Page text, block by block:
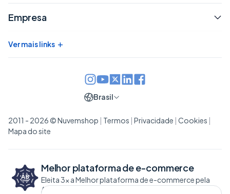
Empresa
Ver mais links +
2011 - 2026 © Nuvemshop Termos Privacidade Cookies
Mapa do site
Brasil
Melhor plataforma dee-commerce
Eleita 3x a Melhor plataforma de e-commerce pela
ABCOMM